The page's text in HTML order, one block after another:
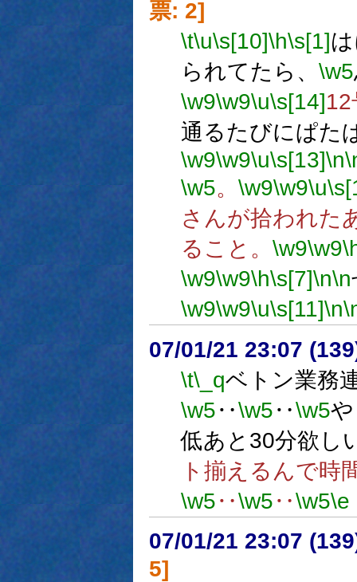
票: 2]
\t\u\s[10]\h\s[1]
られてたら、 \w5
\w9\w9\u\s[14]12
通るたびにぱた
\w9\w9\u\s[13]\n
\w5。 \w9\w9\u
さんが拾われた
ること。 \w9\w9
\w9\w9\h\s[7]\n\n
\w9\w9\u\s[11]\n
07/01/21 23:07
\t\_qベトン業務
\w5‥\w5‥\w5
低あと30分欲し
ト揃えるんで
\w5‥\w5‥\w5\e
07/01/21 23:07
5]